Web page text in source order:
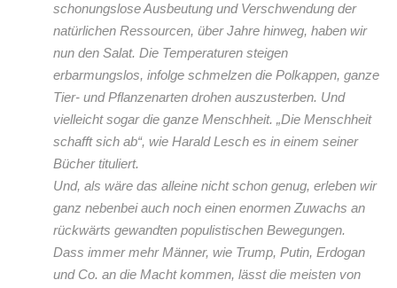
schonungslose Ausbeutung und Verschwendung der
natürlichen Ressourcen, über Jahre hinweg, haben wir
nun den Salat. Die Temperaturen steigen
erbarmungslos, infolge schmelzen die Polkappen, ganze
Tier- und Pflanzenarten drohen auszusterben. Und
vielleicht sogar die ganze Menschheit. „Die Menschheit
schafft sich ab“, wie Harald Lesch es in einem seiner
Bücher tituliert.
Und, als wäre das alleine nicht schon genug, erleben wir
ganz nebenbei auch noch einen enormen Zuwachs an
rückwärts gewandten populistischen Bewegungen.
Dass immer mehr Männer, wie Trump, Putin, Erdogan
und Co. an die Macht kommen, lässt die meisten von